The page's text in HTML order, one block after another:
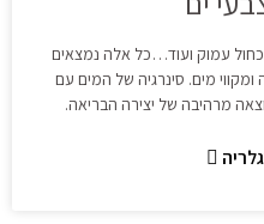
עמוק ועוד…כל אלה נמצאים
מים. סינרגיה של המים עם
מרהיבה של יצירה הבריאה.